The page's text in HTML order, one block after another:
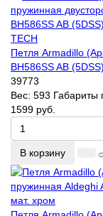
Петля Armadillo
BH586SS AB
39773
Вес: 593 Габариты
1599 руб.
В корзину